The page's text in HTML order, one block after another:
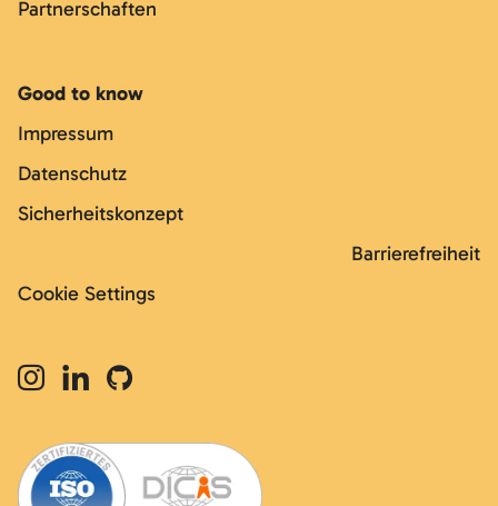
Partnerschaften
Good to know
Impressum
Datenschutz
Sicherheitskonzept
Barrierefreiheit
Cookie Settings